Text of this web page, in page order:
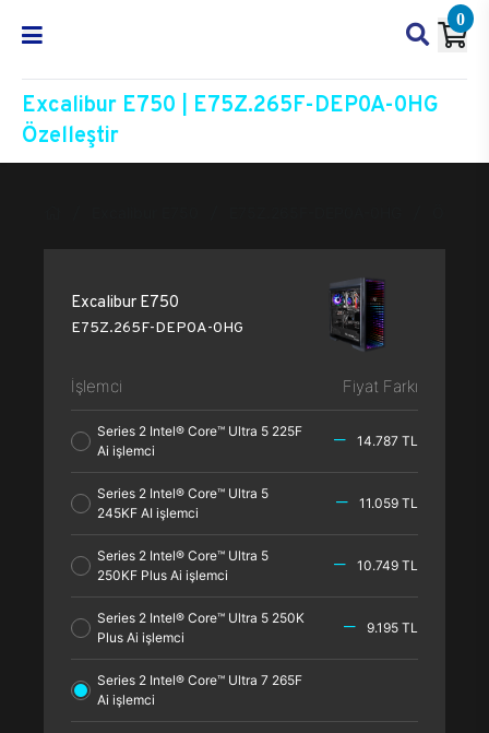
0
Excalibur E750 | E75Z.265F-DEP0A-0HG
Özelleştir
Excalibur E750
E75Z.265F-DEP0A-0HG
İşlemci Fiyat Farkı
Series 2 Intel® Core™ Ultra 5 225F
Ai işlemci
14.787 TL
Series 2 Intel® Core™ Ultra 5
245KF AI işlemci
11.059 TL
Series 2 Intel® Core™ Ultra 5
250KF Plus Ai işlemci
10.749 TL
Series 2 Intel® Core™ Ultra 5 250K
Plus Ai işlemci
9.195 TL
Series 2 Intel® Core™ Ultra 7 265F
Ai işlemci